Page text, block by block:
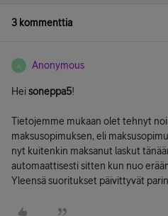
3 kommenttia
A Anonymous
Heisoneppa5!
Tietojemme mukaan olet tehnyt
maksusopimuksen, eli
nyt kuitenkin maksanut laskut
automaattisesti sitten kun nuo
Yleensä suoritukset päivittyvät